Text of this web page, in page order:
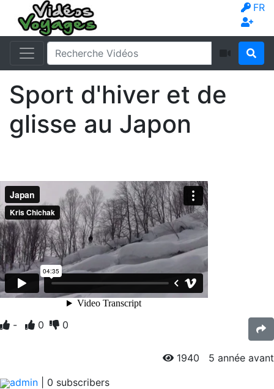
FR
Sport d'hiver et de
glisse au Japon
- 0 0
1940 5 année avant
admin
0 subscribers